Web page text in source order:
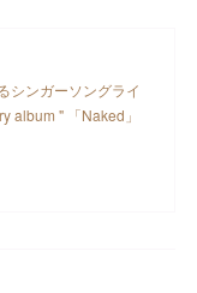
シンガーソングライ
album " 「Naked」